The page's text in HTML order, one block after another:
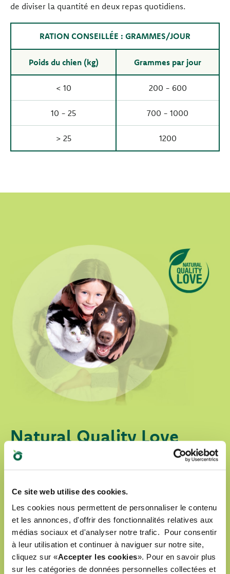
Ce site web utilise des cookies.
Les cookies nous permettent de personnaliser le contenu
et les annonces, d'offrir des fonctionnalités relatives aux
médias sociaux et d'analyser notre trafic. Pour consentir
à leur utilisation et continuer à naviguer sur notre site,
cliquez sur «Accepter les cookies». Pour en savoir plus
sur les catégories de données personnelles collectées et
de diviser la quantité en deux repas quotidiens.
RATION CONSEILLÉE : GRAMMES/JOUR
Poids du chien (kg) Grammes par jour
< 10 200 - 600
10 - 25 700 - 1000
> 25 1200
Natural Quality Love
Oasy, c’est un Monde d’Amour pour vos amis à
Nos produits sont :
préparés avec des ingrédients naturels
sélectionnés
formulés sans colorants artificiels